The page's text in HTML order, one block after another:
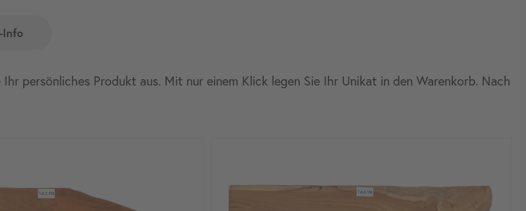
persönliches Produkt aus. Mit nur einem Klick legen Sie Ihr Unikat in den Warenkorb. Nach
Info